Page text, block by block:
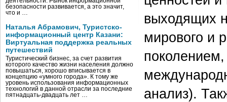
безопасности развивается, а это значит,
что и …
Наталья Абрамович, Туристско-
информационный центр Казани:
Виртуальная поддержка реальных
путешествий
Туристический бизнес, за счет развития
которого качество жизни населения должно
повышаться, хорошо вписывается в
концепцию «умного города». К тому же
уровень использования информационных
технологий в данной отрасли за последние
пятнадцать-двадцать лет …
выходящих
мирового и
анализ).